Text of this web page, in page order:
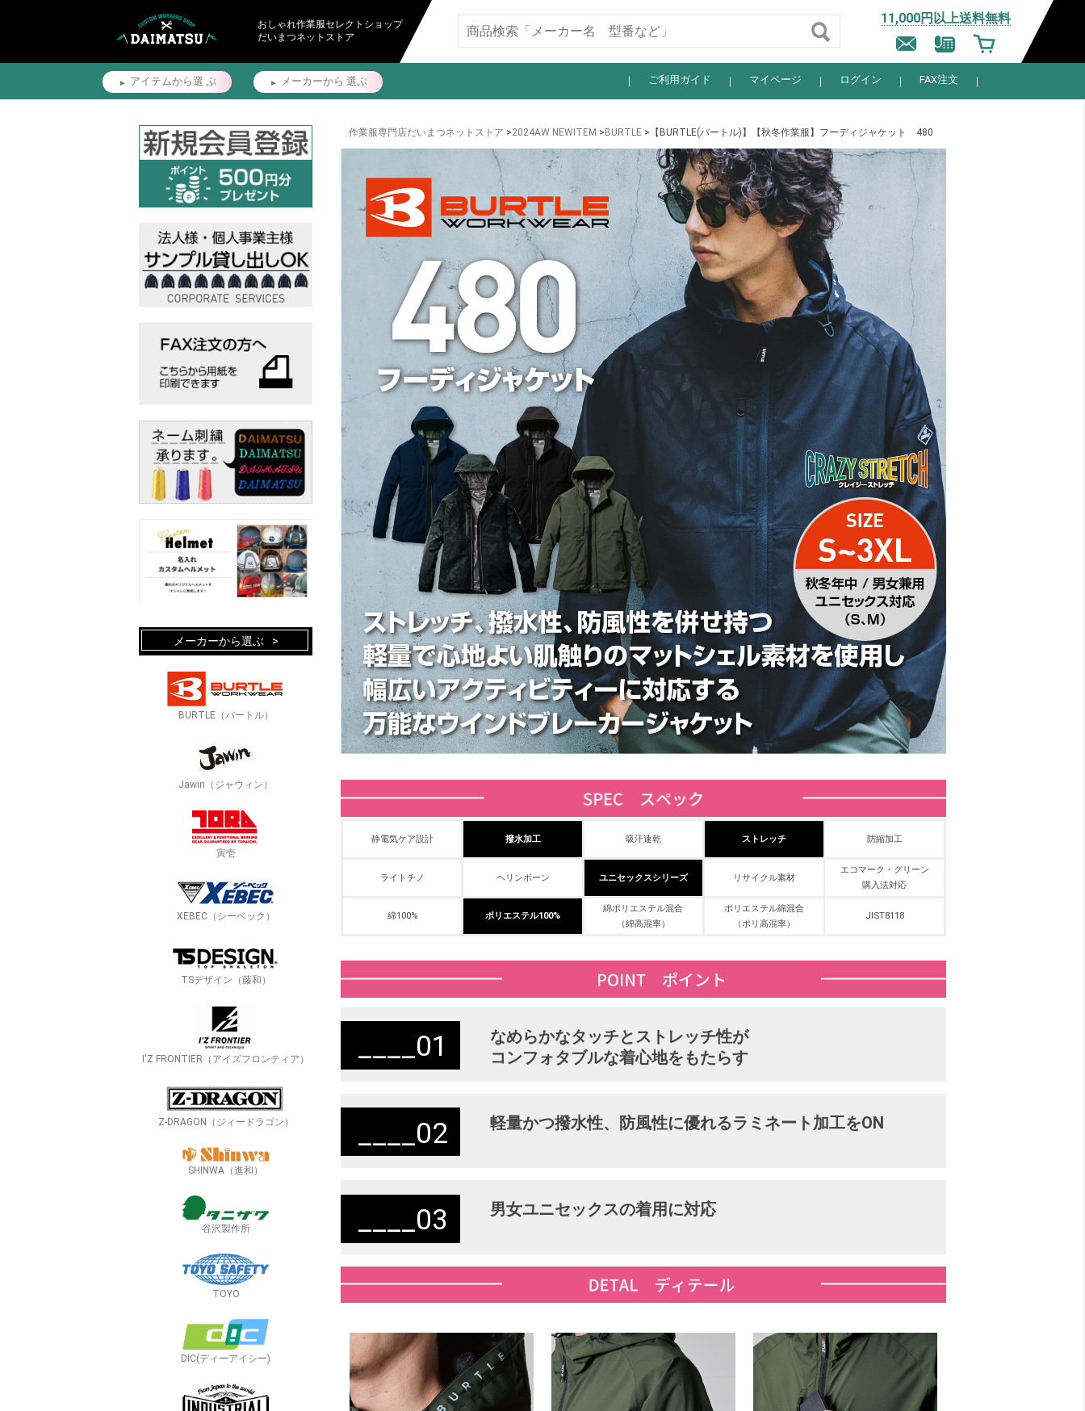
おしゃれ作業服セレクトショップ
だいまつネットストア
11,000円以上送料無料
アイテムから選 ぶ メーカーから 選ぶ ご利用ガイド マイページ ログイン FAX注文
11,000円以上送料無料
作業服専門店だいまつネットストア >2024AW NEWITEM > BURTLE >【BURTLE(バートル)】【秋冬作業服】フーディジャケット 480
静電気ケア設計 撥水加工 吸汗速乾 ストレッチ 防縮加工
ライトチノ ヘリンボーン ユニセックスシリーズ リサイクル素材
エコマーク・グリーン
購入法対応
綿100% ポリエステル100%
綿ポリエステル混合
（綿高混率）
ポリエステル綿混合
（ポリ高混率）
JIST8118
01
なめらかなタッチとストレッチ性が
コンフォタブルな着心地をもたらす
02 軽量かつ撥水性、防風性に優れるラミネート加工をON
03 男女ユニセックスの着用に対応
メーカーから選ぶ
BURTLE（バートル）
Jawin（ジャウィン）
寅壱
XEBEC（シーベック）
TSデザイン（藤和）
I'Z FRONTIER（アイズフロンティア）
Z-DRAGON（ジィードラゴン）
SHINWA（進和）
谷沢製作所
TOYO
DIC(ディーアイシー)